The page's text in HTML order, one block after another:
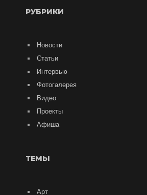
РУБРИКИ
Новости
Статьи
Интервью
Фотогалерея
Видео
Проекты
Афиша
ТЕМЫ
Арт